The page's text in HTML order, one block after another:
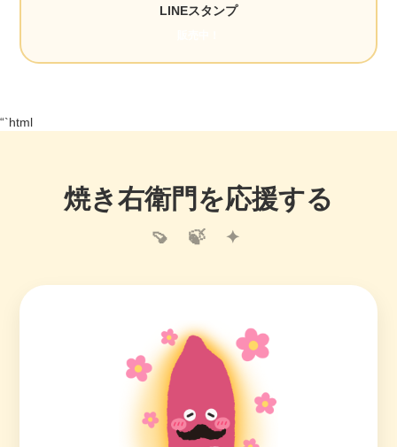
LINEスタンプ
“`html
焼き右衛門を応援する